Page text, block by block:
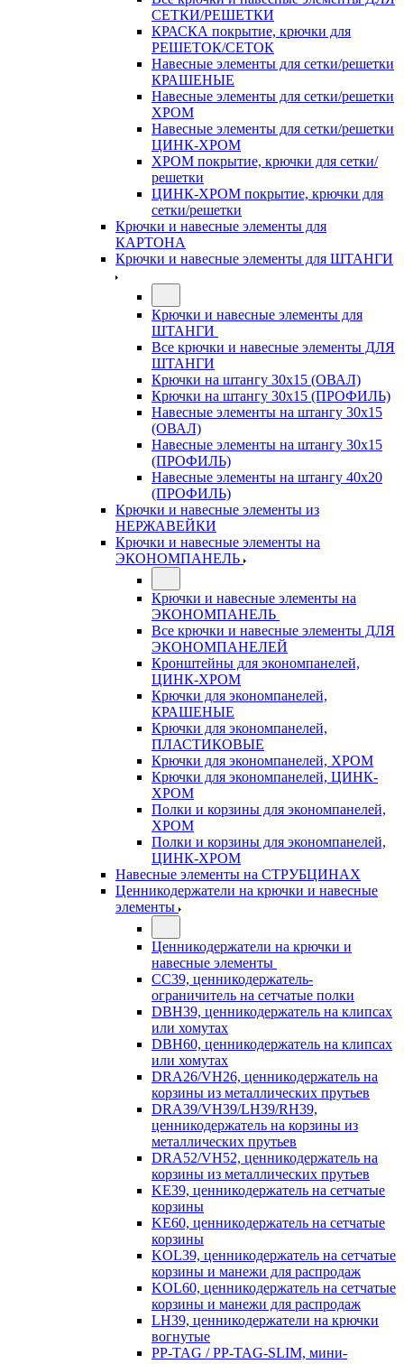
СЕТКИ/РЕШЕТКИ
КРАСКА покрытие, крючки для
РЕШЕТОК/СЕТОК
Навесные элементы для сетки/решетки
КРАШЕНЫЕ
Навесные элементы для сетки/решетки
ХРОМ
Навесные элементы для сетки/решетки
ЦИНК-ХРОМ
ХРОМ покрытие, крючки для сетки/
решетки
ЦИНК-ХРОМ покрытие, крючки для
сетки/решетки
Крючки и навесные элементы для
КАРТОНА
Крючки и навесные элементы для ШТАНГИ
Крючки и навесные элементы для
ШТАНГИ
Все крючки и навесные элементы ДЛЯ
ШТАНГИ
Крючки на штангу 30х15 (ОВАЛ)
Крючки на штангу 30х15 (ПРОФИЛЬ)
Навесные элементы на штангу 30х15
(ОВАЛ)
Навесные элементы на штангу 30х15
(ПРОФИЛЬ)
Навесные элементы на штангу 40х20
(ПРОФИЛЬ)
Крючки и навесные элементы из
НЕРЖАВЕЙКИ
Крючки и навесные элементы на
ЭКОНОМПАНЕЛЬ
Крючки и навесные элементы на
ЭКОНОМПАНЕЛЬ
Все крючки и навесные элементы ДЛЯ
ЭКОНОМПАНЕЛЕЙ
Кронштейны для экономпанелей,
ЦИНК-ХРОМ
Крючки для экономпанелей,
КРАШЕНЫЕ
Крючки для экономпанелей,
ПЛАСТИКОВЫЕ
Крючки для экономпанелей, ХРОМ
Крючки для экономпанелей, ЦИНК-
ХРОМ
Полки и корзины для экономпанелей,
ХРОМ
Полки и корзины для экономпанелей,
ЦИНК-ХРОМ
Навесные элементы на СТРУБЦИНАХ
Ценникодержатели на крючки и навесные
элементы
Ценникодержатели на крючки и
навесные элементы
CC39, ценникодержатель-
ограничитель на сетчатые полки
DBH39, ценникодержатель на клипсах
или хомутах
DBH60, ценникодержатель на клипсах
или хомутах
DRA26/VH26, ценникодержатель на
корзины из металлических прутьев
DRA39/VH39/LH39/RH39,
ценникодержатель на корзины из
металлических прутьев
DRA52/VH52, ценникодержатель на
корзины из металлических прутьев
KE39, ценникодержатель на сетчатые
корзины
KE60, ценникодержатель на сетчатые
корзины
KOL39, ценникодержатель на сетчатые
корзины и манежи для распродаж
KOL60, ценникодержатель на сетчатые
корзины и манежи для распродаж
LH39, ценникодержатели на крючки
вогнутые
PP-TAG / PP-TAG-SLIM, мини-